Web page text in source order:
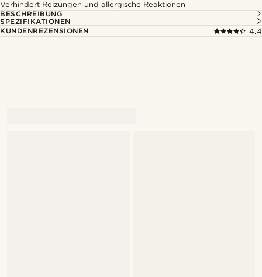
Verhindert Reizungen und allergische Reaktionen
BESCHREIBUNG
SPEZIFIKATIONEN
KUNDENREZENSIONEN
4.4